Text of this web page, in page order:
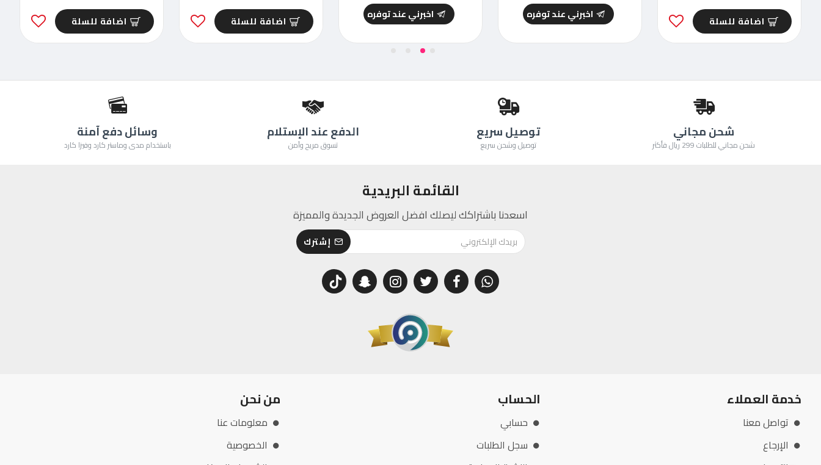
اضافة للسلة اخبرني عند توفره اخبرني عند توفره اضافة للسلة اضافة للسلة
شحن مجاني
شحن مجاني للطلبات 299 ريال فأكثر
توصيل سريع
توصيل وشحن سريع
الدفع عند الإستلام
تسوق مريح وآمن
وسائل دفع آمنة
باستخدام مدى وماستر كارد وفيزا كارد
القائمة البريدية
اسعدنا باشتراكك ليصلك افضل العروض الجديدة والمميزة
إشترك
خدمة العملاء
تواصل معنا
الإرجاع
الحساب
حسابي
سجل الطلبات
من نحن
معلومات عنا
الخصوصية